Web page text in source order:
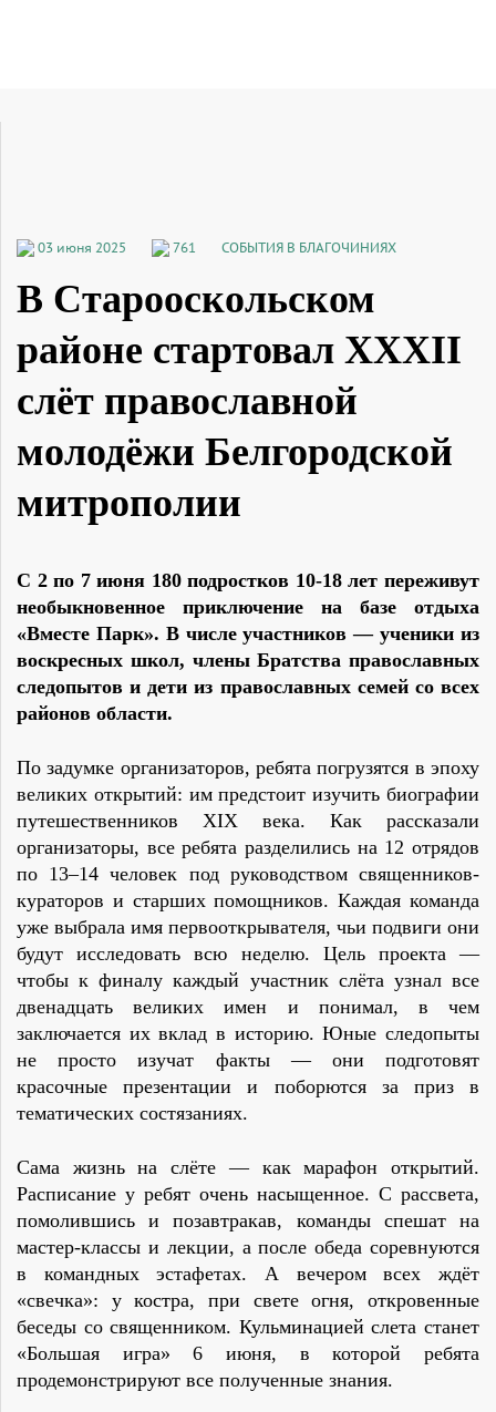
03 июня 2025 761 СОБЫТИЯ В БЛАГОЧИНИЯХ
В Старооскольском
районе стартовал XXXII
слёт православной
молодёжи Белгородской
митрополии
С 2 по 7 июня 180 подростков 10-18 лет переживут
необыкновенное приключение на базе отдыха
«Вместе Парк». В числе участников — ученики из
воскресных школ, члены Братства православных
следопытов и дети из православных семей со всех
районов области.
По задумке организаторов, ребята погрузятся в эпоху
великих открытий: им предстоит изучить биографии
путешественников XIX века. Как рассказали
организаторы, все ребята разделились на 12 отрядов
по 13–14 человек под руководством священников-
кураторов и старших помощников. Каждая команда
уже выбрала имя первооткрывателя, чьи подвиги они
будут исследовать всю неделю. Цель проекта —
чтобы к финалу каждый участник слёта узнал все
двенадцать великих имен и понимал, в чем
заключается их вклад в историю. Юные следопыты
не просто изучат факты — они подготовят
красочные презентации и поборются за приз в
тематических состязаниях.
Сама жизнь на слёте — как марафон открытий.
Расписание у ребят очень насыщенное. С рассвета,
помолившись и позавтракав, команды спешат на
мастер-классы и лекции, а после обеда соревнуются
в командных эстафетах. А вечером всех ждёт
«свечка»: у костра, при свете огня, откровенные
беседы со священником. Кульминацией слета станет
«Большая игра» 6 июня, в которой ребята
продемонстрируют все полученные знания.